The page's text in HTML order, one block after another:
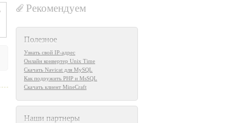
Рекомендуем
Полезное
Узнать свой IP-адрес
Онлайн конвертер Unix Time
Скачать Navicat для MySQL
Как подружить PHP и MsSQL
Скачать клиент MineCraft
Наши партнеры